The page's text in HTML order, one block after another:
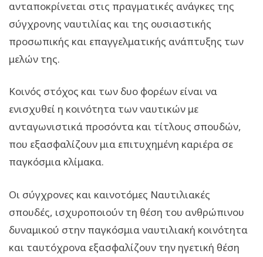
ανταποκρίνεται στις πραγματικές ανάγκες της
σύγχρονης ναυτιλίας και της ουσιαστικής
προσωπικής και επαγγελματικής ανάπτυξης των
μελών της.
Κοινός στόχος και των δυο φορέων είναι να
ενισχυθεί η κοινότητα των ναυτικών με
ανταγωνιστικά προσόντα και τίτλους σπουδών,
που εξασφαλίζουν μια επιτυχημένη καριέρα σε
παγκόσμια κλίμακα.
Οι σύγχρονες και καινοτόμες Ναυτιλιακές
σπουδές, ισχυροποιούν τη θέση του ανθρώπινου
δυναμικού στην παγκόσμια ναυτιλιακή κοινότητα
και ταυτόχρονα εξασφαλίζουν την ηγετική θέση